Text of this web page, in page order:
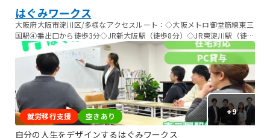
はぐみワークス
大阪府大阪市淀川区/多様なアクセスルート：◇大阪メトロ御堂筋線東三
国駅④番出口から徒歩3分◇JR新大阪駅（徒歩8分）◇JR東淀川駅（徒歩
７分）
+9
就労移行支援 空きあり
自分の人生をデザインするはぐみワークス